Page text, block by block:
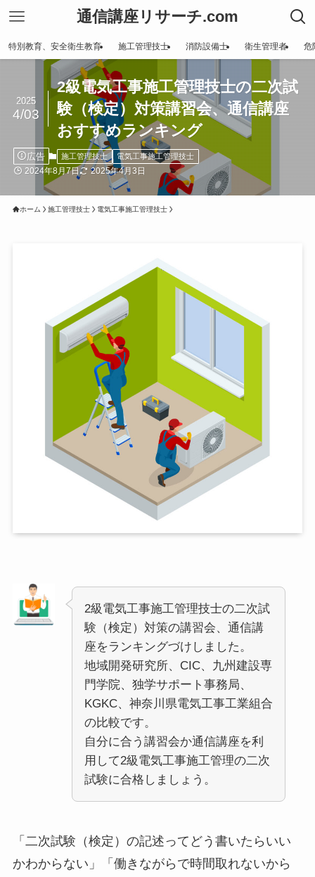
通信講座リサーチ.com
特別教育、安全衛生教育 施工管理技士 消防設備士 衛生管理者 危
2級電気工事施工管理技士の二次試
験（検定）対策講習会、通信講座
おすすめランキング
2025
4/03
広告 施工管理技士 電気工事施工管理技士
2024年8月7日 2025年4月3日
ホーム 施工管理技士 電気工事施工管理技士
2級電気工事施工管理技士の二次試
験（検定）対策の講習会、通信講
座をランキングづけしました。
地域開発研究所、CIC、九州建設専
門学院、独学サポート事務局、
KGKC、神奈川県電気工事工業組合
の比較です。
自分に合う講習会か通信講座を利
用して2級電気工事施工管理の二次
試験に合格しましょう。
「二次試験（検定）の記述ってどう書いたらいい
かわからない」「働きながらで時間取れないから